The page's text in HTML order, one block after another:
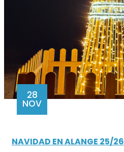
28
NOV
NAVIDAD EN ALANGE 25/26